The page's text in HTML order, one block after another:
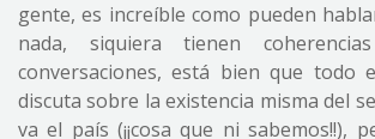
gente, es increíble como pueden
nada, siquiera tienen
conversaciones, está bien que todo
discuta sobre la existencia misma del
va el país (¡¡cosa que ni sabemos!!),